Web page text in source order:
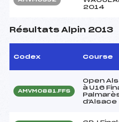
2014
Résultats Alpin 2013
Codex Course
AMVM0881.FFS
Open
à U16
d'Alsace